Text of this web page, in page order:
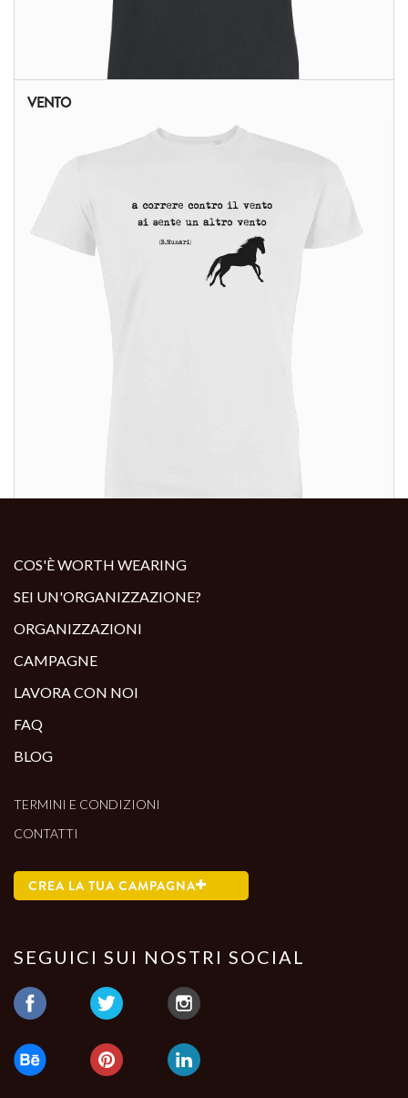
ALTRI PRODOTTI:
VENTO
COS'È WORTH WEARING
SEI UN'ORGANIZZAZIONE?
ORGANIZZAZIONI
CAMPAGNE
LAVORA CON NOI
FAQ
BLOG
TERMINI E CONDIZIONI
CONTATTI
CREA LA TUA CAMPAGNA
SEGUICI SUI NOSTRI SOCIAL